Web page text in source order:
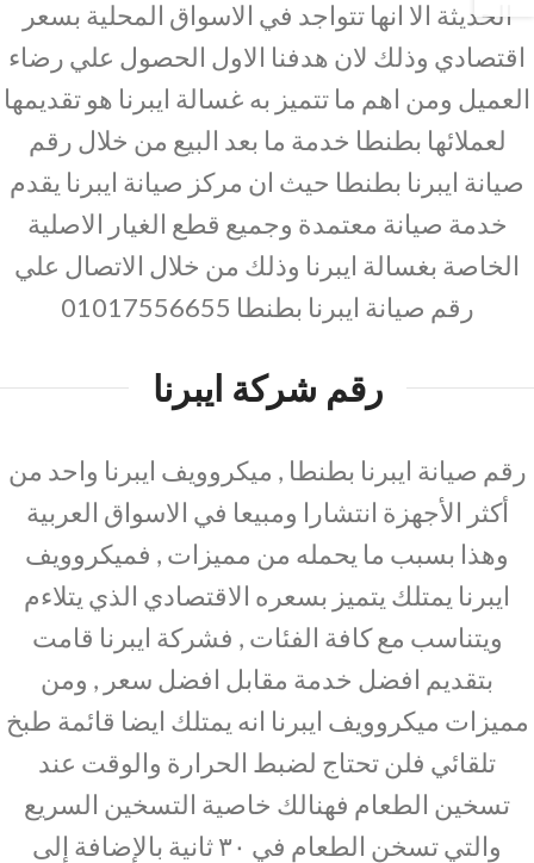
الحديثة الا انها تتواجد في الاسواق المحلية بسعر
اقتصادي وذلك لان هدفنا الاول الحصول علي رضاء
العميل ومن اهم ما تتميز به غسالة ايبرنا هو تقديمها
لعملائها بطنطا خدمة ما بعد البيع من خلال رقم
صيانة ايبرنا بطنطا حيث ان مركز صيانة ايبرنا يقدم
خدمة صيانة معتمدة وجميع قطع الغيار الاصلية
الخاصة بغسالة ايبرنا وذلك من خلال الاتصال علي
رقم صيانة ايبرنا بطنطا 01017556655
رقم شركة ايبرنا
رقم صيانة ايبرنا بطنطا , ميكروويف ايبرنا واحد من
أكثر الأجهزة انتشارا ومبيعا في الاسواق العربية
وهذا بسبب ما يحمله من مميزات , فميكروويف
ايبرنا يمتلك يتميز بسعره الاقتصادي الذي يتلاءم
ويتناسب مع كافة الفئات , فشركة ايبرنا قامت
بتقديم افضل خدمة مقابل افضل سعر , ومن
مميزات ميكروويف ايبرنا انه يمتلك ايضا قائمة طبخ
تلقائي فلن تحتاج لضبط الحرارة والوقت عند
تسخين الطعام فهنالك خاصية التسخين السريع
والتي تسخن الطعام في ٣٠ ثانية بالإضافة إلى